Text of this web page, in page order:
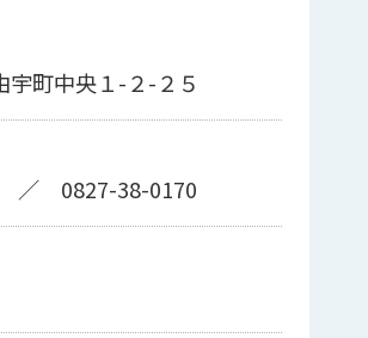
宇町中央１-２-２５
／ 0827-38-0170